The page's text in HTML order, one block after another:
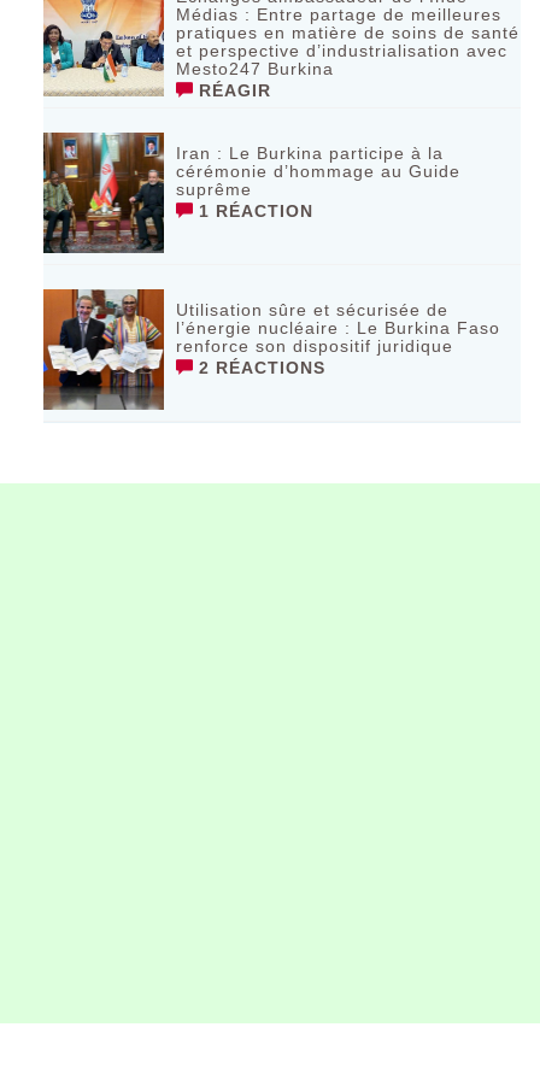
Médias : Entre partage de meilleures
pratiques en matière de soins de santé
et perspective d’industrialisation avec
Mesto247 Burkina
RÉAGIR
Iran : Le Burkina participe à la
cérémonie d’hommage au Guide
suprême
1 RÉACTION
Utilisation sûre et sécurisée de
l’énergie nucléaire : Le Burkina Faso
renforce son dispositif juridique
2 RÉACTIONS